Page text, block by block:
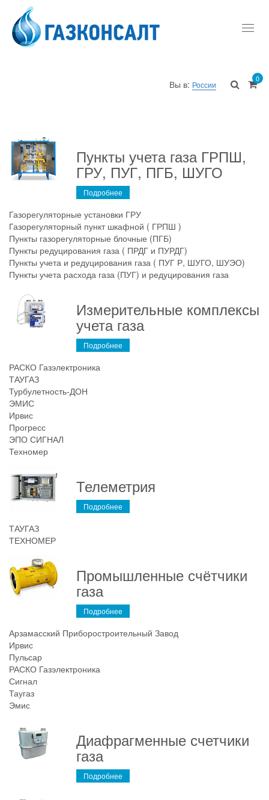
Вы в: России
0
Пункты учета газа ГРПШ,
ГРУ, ПУГ, ПГБ, ШУГО
Подробнее
Газорегуляторные установки ГРУ
Газорегуляторный пункт шкафной ( ГРПШ )
Пункты газорегуляторные блочные (ПГБ)
Пункты редуцирования газа ( ПРДГ и ПУРДГ)
Пункты учета и редуцирования газа ( ПУГ Р, ШУГО, ШУЭО)
Пункты учета расхода газа (ПУГ) и редуцирования газа
Измерительные комплексы
учета газа
Подробнее
РАСКО Газэлектроника
ТАУГАЗ
Турбулетность-ДОН
ЭМИС
Ирвис
Прогресс
ЭПО СИГНАЛ
Техномер
Телеметрия
Подробнее
ТАУГАЗ
ТЕХНОМЕР
Промышленные счётчики
газа
Подробнее
Арзамасский Приборостроительный Завод
Ирвис
Пульсар
РАСКО Газэлектроника
Сигнал
Таугаз
Эмис
Диафрагменные счетчики
газа
Подробнее